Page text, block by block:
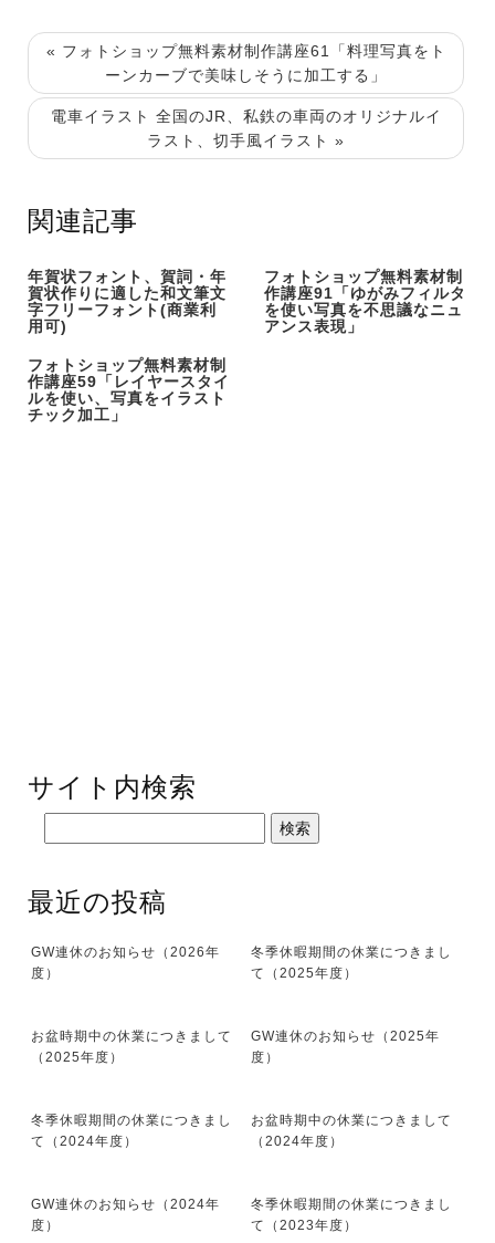
« フォトショップ無料素材制作講座61「料理写真をト
ーンカーブで美味しそうに加工する」
電車イラスト 全国のJR、私鉄の車両のオリジナルイ
ラスト、切手風イラスト »
関連記事
年賀状フォント、賀詞・年
賀状作りに適した和文筆文
字フリーフォント(商業利
用可)
フォトショップ無料素材制
作講座91「ゆがみフィルタ
を使い写真を不思議なニュ
アンス表現」
フォトショップ無料素材制
作講座59「レイヤースタイ
ルを使い、写真をイラスト
チック加工」
サイト内検索
最近の投稿
GW連休のお知らせ（2026年
度）
冬季休暇期間の休業につきまし
て（2025年度）
お盆時期中の休業につきまして
（2025年度）
GW連休のお知らせ（2025年
度）
冬季休暇期間の休業につきまし
て（2024年度）
お盆時期中の休業につきまして
（2024年度）
GW連休のお知らせ（2024年
度）
冬季休暇期間の休業につきまし
て（2023年度）